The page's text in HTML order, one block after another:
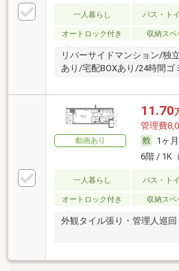
一人暮らし バス・ト
オートロック付き
収納スペ
リバーサイドマンション/独
あり/宅配BOXあり/24時間ゴ
動画あり
11.70
管理費
1ヶ月
6階 / 1K
一人暮らし バス・ト
オートロック付き
収納スペ
外観タイル張り・管理人巡